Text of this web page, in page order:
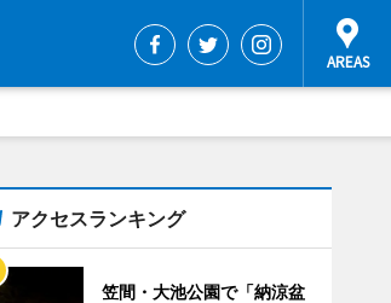
アクセスランキング
笠間・大池公園で「納涼盆